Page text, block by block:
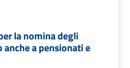
la nomina degli
a pensionati e